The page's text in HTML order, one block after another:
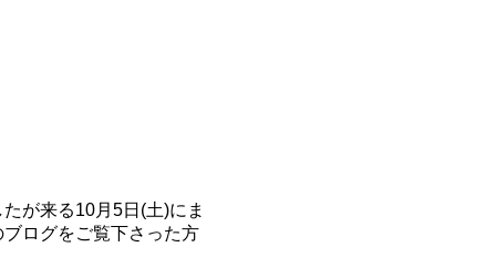
が来る10月5日(土)にま
ログをご覧下さった方